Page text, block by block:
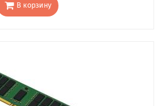
В корзину